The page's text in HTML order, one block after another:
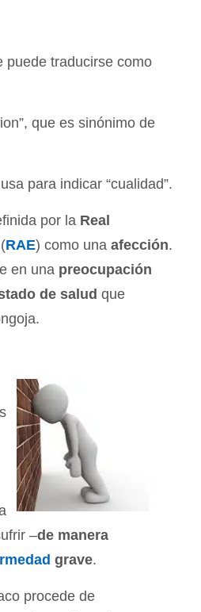
puede traducirse como
que es sinónimo de
para indicar “cualidad”.
por la Real
(RAE) como una afección.
en una preocupación
de salud que
–de manera
grave.
procede de